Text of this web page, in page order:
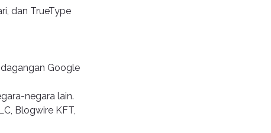
dan TrueType
Google
negara lain.
Blogwire KFT,